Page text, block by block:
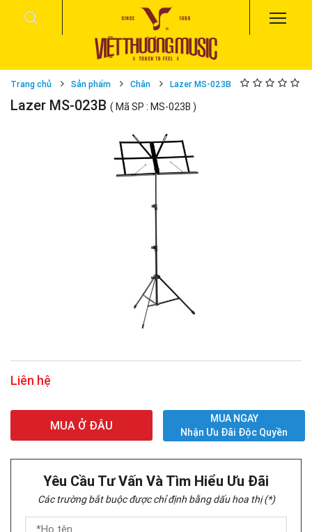
Trang chủ Sản phẩm Chân Lazer MS-023B
Lazer MS-023B ( Mã SP : MS-023B )
Liên hệ
MUA Ở ĐÂU
MUA NGAY
Nhận Ưu Đãi Độc Quyền
Yêu Cầu Tư Vấn Và Tìm Hiểu Ưu Đãi
Các trường bắt buộc được chỉ định bằng dấu hoa thị (*)